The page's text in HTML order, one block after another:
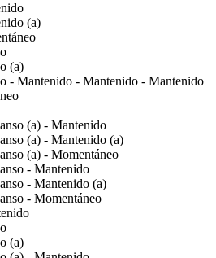
(a)
(a)
- Mantenido - Mantenido - Mantenido
(a) - Mantenido
(a) - Mantenido (a)
(a) - Momentáneo
- Mantenido
- Mantenido (a)
- Momentáneo
(a)